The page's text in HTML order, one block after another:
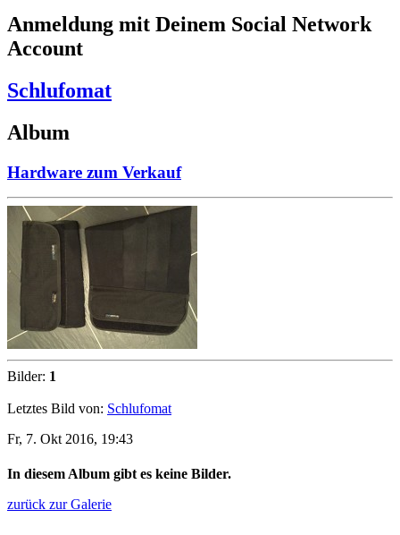
Anmeldung mit Deinem Social Network
Account
Schlufomat
Album
Hardware zum Verkauf
Bilder: 1
Letztes Bild von: Schlufomat
Fr, 7. Okt 2016, 19:43
In diesem Album gibt es keine Bilder.
zurück zur Galerie